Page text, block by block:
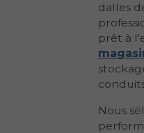
dalles
prêt à
Nous